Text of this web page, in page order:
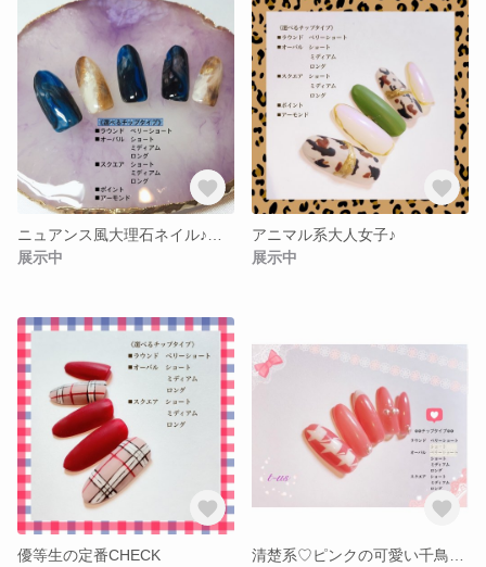
展示中
アニマル系大人女子♪
展示中
優等生の定番CHECK